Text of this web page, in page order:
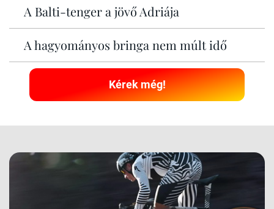
A Balti-tenger a jövő Adriája
A hagyományos bringa nem múlt idő
Kérek még!